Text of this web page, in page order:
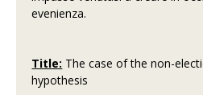
evenienza.
Title: The case of the non-
hypothesis